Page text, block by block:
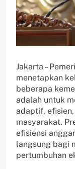
Jakarta –
menetapkan
beberapa
adalah untuk
adaptif,
masyarakat.
efisiensi
langsung bagi
pertumbuhan